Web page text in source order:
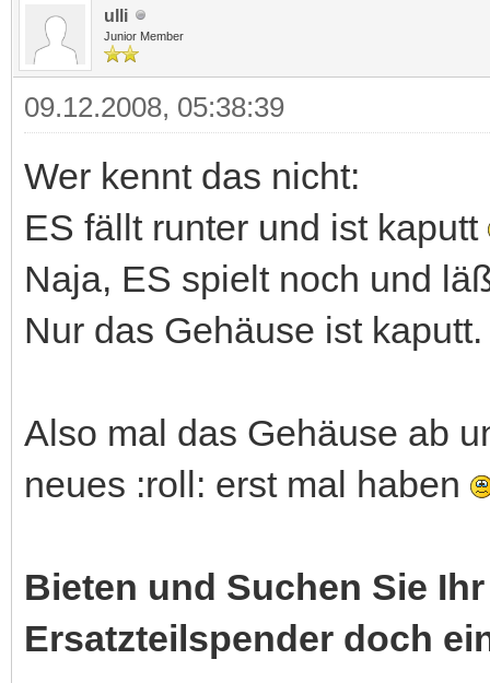
ulli
Junior Member
09.12.2008, 05:38:39
Wer kennt das nicht:
ES fällt runter und ist kaputt
Naja, ES spielt noch und
Nur das Gehäuse ist
Also mal das Gehäuse ab
neues :roll: erst mal haben
Bieten und Suchen Sie
Ersatzteilspender doch